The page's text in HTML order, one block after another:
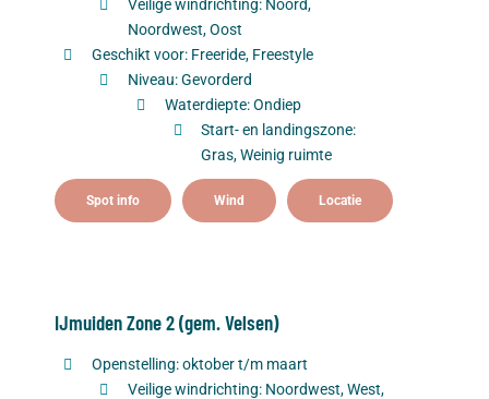
Veilige windrichting: Noord,
Noordwest, Oost
Geschikt voor: Freeride, Freestyle
Niveau: Gevorderd
Waterdiepte: Ondiep
Start- en landingszone:
Gras, Weinig ruimte
Spot info Wind Locatie
IJmuiden Zone 2 (gem. Velsen)
Openstelling: oktober t/m maart
Veilige windrichting: Noordwest, West,